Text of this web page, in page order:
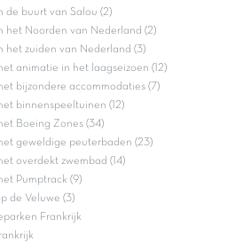
de buurt van Salou (2)
het Noorden van Nederland (2)
het zuiden van Nederland (3)
animatie in het laagseizoen (12)
bijzondere accommodaties (7)
binnenspeeltuinen (12)
Boeing Zones (34)
geweldige peuterbaden (23)
overdekt zwembad (14)
Pumptrack (9)
de Veluwe (3)
Frankrijk